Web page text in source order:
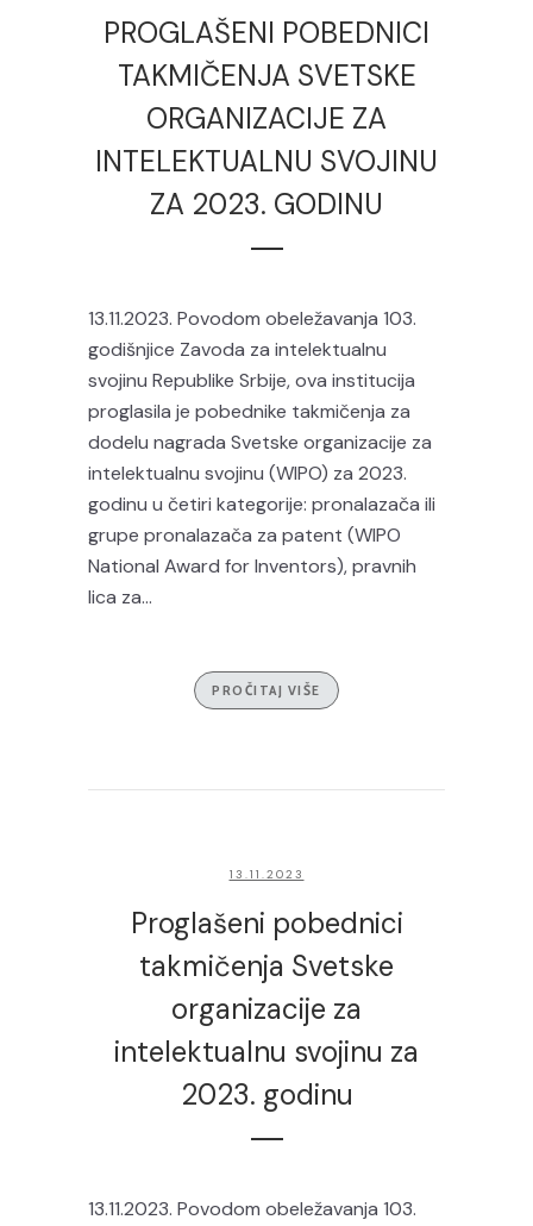
PROGLAŠENI POBEDNICI
TAKMIČENJA SVETSKE
ORGANIZACIJE ZA
INTELEKTUALNU SVOJINU
ZA 2023. GODINU
13.11.2023. Povodom obeležavanja 103.
godišnjice Zavoda za intelektualnu
svojinu Republike Srbije, ova institucija
proglasila je pobednike takmičenja za
dodelu nagrada Svetske organizacije za
intelektualnu svojinu (WIPO) za 2023.
godinu u četiri kategorije: pronalazača ili
grupe pronalazača za patent (WIPO
National Award for Inventors), pravnih
lica za...
PROČITAJ VIŠE
13.11.2023
Proglašeni pobednici
takmičenja Svetske
organizacije za
intelektualnu svojinu za
2023. godinu
13.11.2023. Povodom obeležavanja 103.